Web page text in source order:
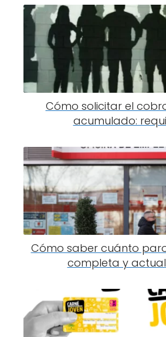
Cómo solicitar el
acumulado:
Cómo saber cuánto
completa y